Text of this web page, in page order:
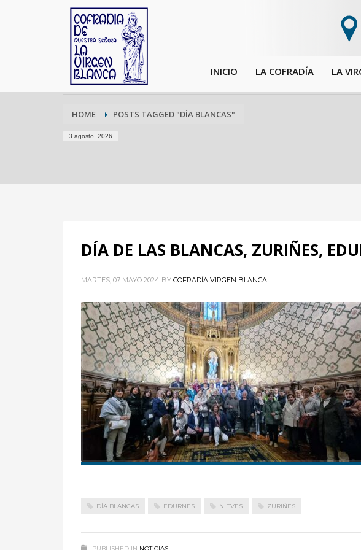
INICIO LA COFRADÍA LA
HOME POSTS TAGGED "DÍA BLANCAS"
3 agosto, 2026
DÍA DE LAS BLANCAS, ZURIÑES,
MARTES, 07 MAYO 2024 BY COFRADÍA VIRGEN BLANCA
DÍA BLANCAS EDURNES NIEVES ZURIÑES